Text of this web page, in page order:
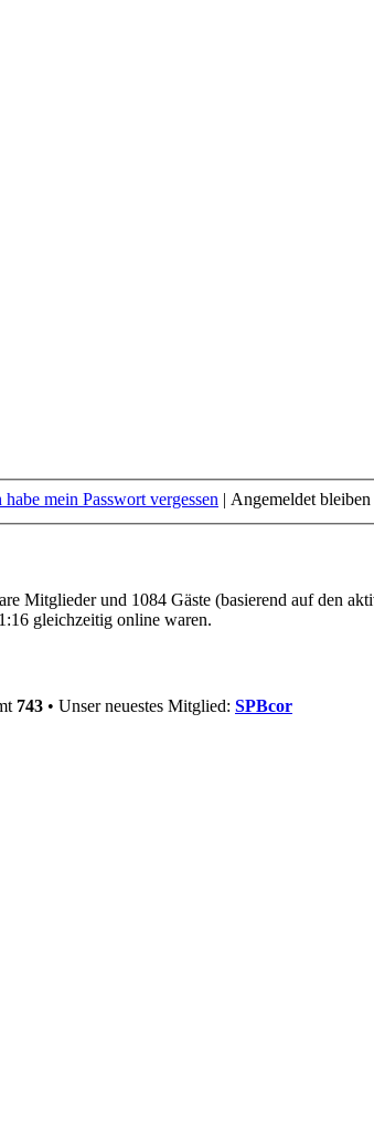
habe mein Passwort vergessen | Angemeldet bleiben
Mitglieder und 1084 Gäste (basierend auf den
gleichzeitig online waren.
743 • Unser neuestes Mitglied: SPBcor